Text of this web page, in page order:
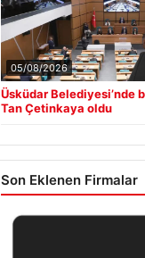
05/08/2026
Üsküdar Belediyesi’nde
Tan Çetinkaya oldu
Son Eklenen Firmalar